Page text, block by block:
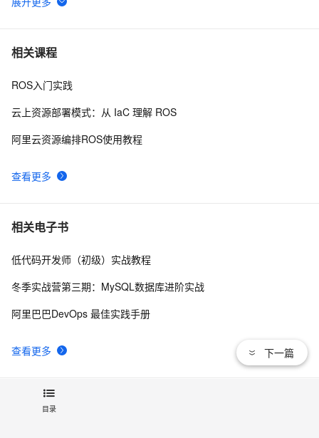
目录
6
如何 python import h5py 报错 ：/defs.cpython-37m-
H5Pset_fapl_ros3
7 ubuntu20.04 ros-noetic 安装
8 【ROS】如何让ROS中节点获取数据 III --参数服务器通
相关课程
查看更多
ROS入门实践
云上资源部署模式：从 IaC 理解 ROS
阿里云资源编排ROS使用教程
相关电子书
查看更多
低代码开发师（初级）实战教程
冬季实战营第三期：MySQL数据库进阶实战
阿里巴巴DevOps 最佳实践手册
推荐镜像
下一篇